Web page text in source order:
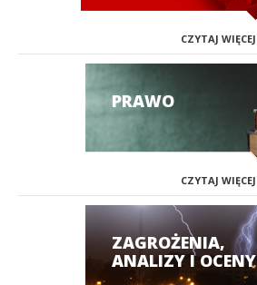
CZYTAJ WIĘCEJ
PRAWO
CZYTAJ WIĘCEJ
ZAGROŻENIA,
ANALIZY I OCENY